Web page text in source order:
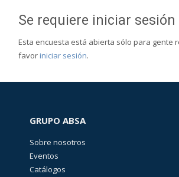
Se requiere iniciar sesión
Esta encuesta está abierta sólo para gente
favor iniciar sesión.
GRUPO ABSA
Sobre nosotros
Eventos
Catálogos